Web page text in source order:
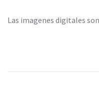
Las imagenes digitales